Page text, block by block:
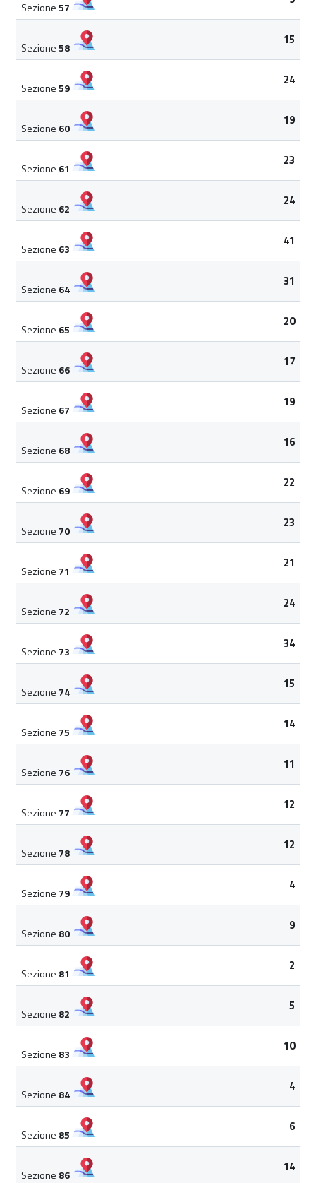
Sezione57
Sezione58
15
Sezione59
24
Sezione 60
19
Sezione 61
23
Sezione 62
24
Sezione 63
41
Sezione 64
31
Sezione 65
20
Sezione 66
17
Sezione 67
19
Sezione 68
16
Sezione 69
22
Sezione 70
23
Sezione 71
21
Sezione 72
24
Sezione 73
34
Sezione 74
15
Sezione 75
14
Sezione 76
11
Sezione 77
12
Sezione 78
12
Sezione 79
4
Sezione 80
9
Sezione 81
2
Sezione 82
5
Sezione 83
10
Sezione 84
4
Sezione 85
6
Sezione 86
14